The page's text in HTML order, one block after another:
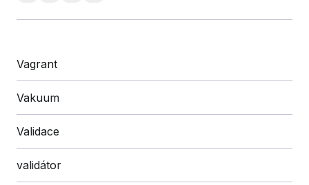
Vagrant
Vakuum
Validace
validátor